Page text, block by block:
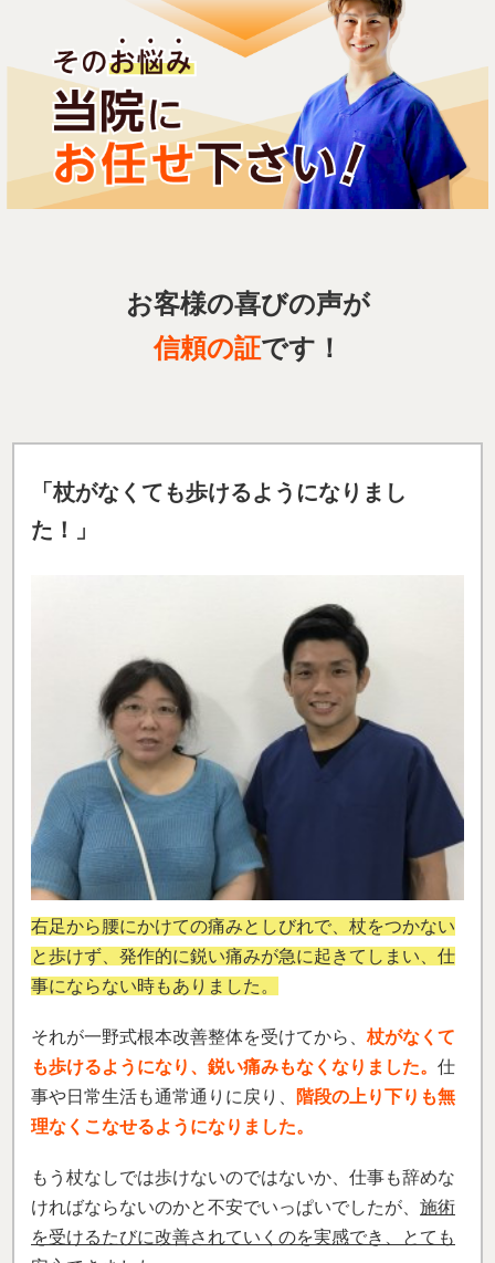
お客様の喜びの声が
信頼の証です！
「杖がなくても歩けるようになりまし
た！」
右足から腰にかけての痛みとしびれで、杖をつかない
と歩けず、発作的に鋭い痛みが急に起きてしまい、仕
事にならない時もありました。
それが一野式根本改善整体を受けてから、 杖がなくて
も歩けるようになり、鋭い痛みもなくなりました。 仕
事や日常生活も通常通りに戻り、
階段の上り下りも無
理なくこなせるようになりました。
もう杖なしでは歩けないのではないか、仕事も辞めな
ければならないのかと不安でいっぱいでしたが、 施術
を受けるたびに改善されていくのを実感でき、とても